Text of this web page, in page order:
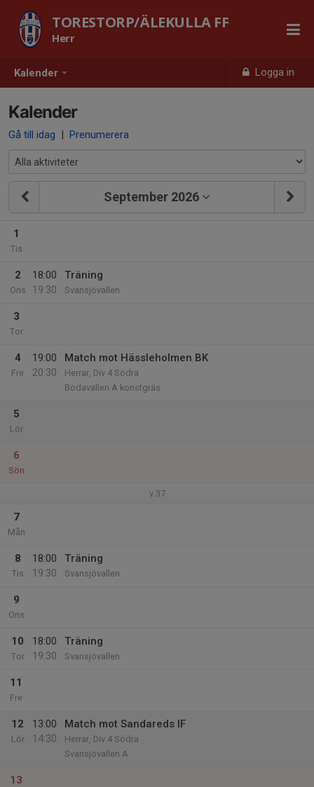
Kalender Logga in
TORESTORP/ÄLEKULLA FF
Herr
Kalender
Gå till idag | Prenumerera
September 2026
1
Tis
2
Ons
18:00
19:30
Träning
Svansjövallen
3
Tor
4
Fre
19:00
20:30
Match mot Hässleholmen BK
Herrar, Div 4 Södra
Bodavallen A konstgräs
5
Lör
6
Sön
v.37
7
Mån
8
Tis
18:00
19:30
Träning
Svansjövallen
9
Ons
10
Tor
18:00
19:30
Träning
Svansjövallen
11
Fre
12
Lör
13:00
14:30
Match mot Sandareds IF
Herrar, Div 4 Södra
Svansjövallen A
13